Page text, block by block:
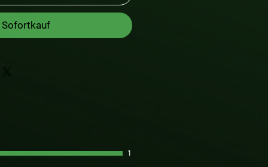
Sofortkauf
1